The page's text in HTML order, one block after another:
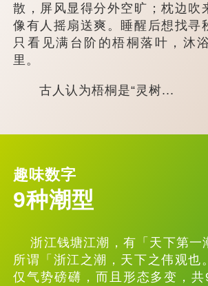
散，屏风显得分外空旷；枕边吹
像有人摇扇送爽。睡醒后想找寻
只看见满台阶的梧桐落叶，沐
里。
古人认为梧桐是“灵树...
趣味数字
9种潮型
浙江钱塘江潮，有「天下第一
所谓「浙江之潮，天下之伟观也
仅气势磅礴，而且形态多变，